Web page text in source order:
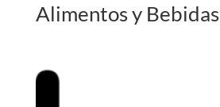
Alimentos y Bebidas